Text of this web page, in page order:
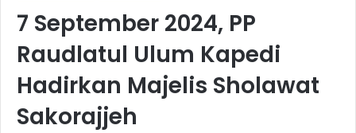
7 September 2024, PP
Raudlatul Ulum Kapedi
Hadirkan Majelis Sholawat
Sakorajjeh